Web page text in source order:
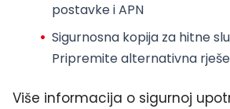
postavke i APN
Sigurnosna kopija za hitne
Pripremite alternativna
Više informacija o sigurnoj